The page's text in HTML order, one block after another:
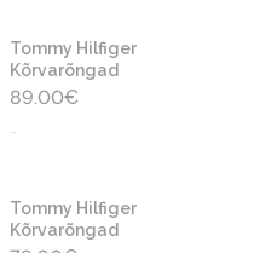
Tommy Hilfiger
Kõrvarõngad
89.00€
-
Tommy Hilfiger
Kõrvarõngad